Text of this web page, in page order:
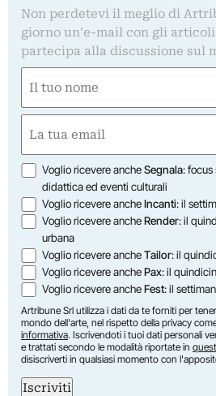
Non perdetevi il meglio di
giorno un'e-mail con gli
partecipa alla discussione sul
(Required)
First
(Required)
Opzioni
Voglio ricevere ancheSegnala: focus
didattica ed eventi culturali
Voglio ricevere ancheIncanti: il
Voglio ricevere ancheRender: il
urbana
Voglio ricevere ancheTailor: il
Voglio ricevere anchePax: il
Voglio ricevere ancheFest: il
Artribune Srl utilizza i dati da te forniti per
mondo dell'arte, nel rispetto della privacy
informativa. Iscrivendoti i tuoi dati personali
e trattati secondo le modalità riportate in
disiscriverti in qualsiasi momento con
Iscriviti